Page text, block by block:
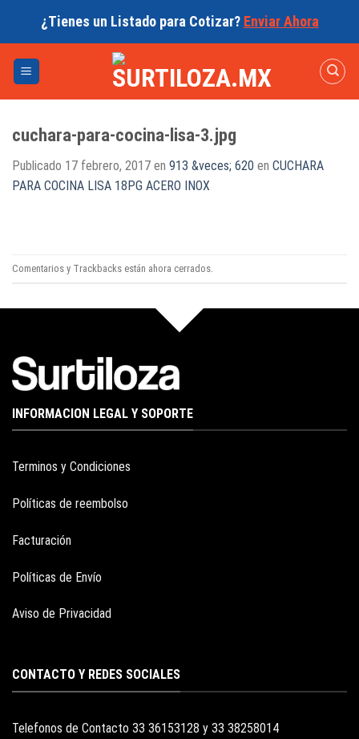
¿Tienes un Listado para Cotizar? Enviar Ahora
cuchara-para-cocina-lisa-3.jpg
Publicado 17 febrero, 2017 en 913 &veces; 620 en CUCHARA
PARA COCINA LISA 18PG ACERO INOX
Comentarios y Trackbacks están ahora cerrados.
INFORMACION LEGAL Y SOPORTE
Terminos y Condiciones
Políticas de reembolso
Facturación
Políticas de Envío
Aviso de Privacidad
CONTACTO Y REDES SOCIALES
Telefonos de Contacto 33 36153128 y 33 38258014